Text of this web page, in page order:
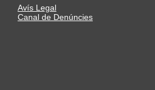
Avís Legal
Canal de Denúncies